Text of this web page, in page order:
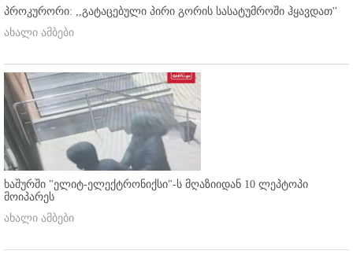
პროკურორი: ,,გატაცებული პირი გორის სასატუმროში ჰყავდათ''
ახალი ამბები
ხაშურში "ელიტ-ელექტრონიქსი"-ს მღაზიიდან 10 ლეპტოპი
მოიპარეს
ახალი ამბები